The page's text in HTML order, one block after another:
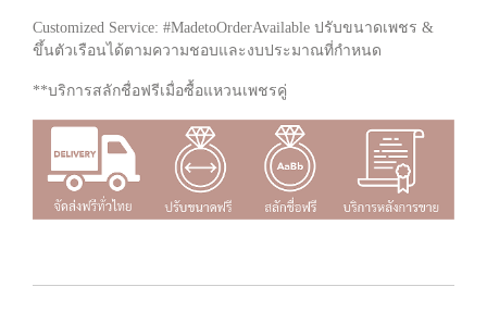
Customized Service: #MadetoOrderAvailable ปรับขนาดเพชร &
ขึ้นตัวเรือนได้ตามความชอบและงบประมาณที่กำหนด
**บริการสลักชื่อฟรีเมื่อซื้อแหวนเพชรคู่